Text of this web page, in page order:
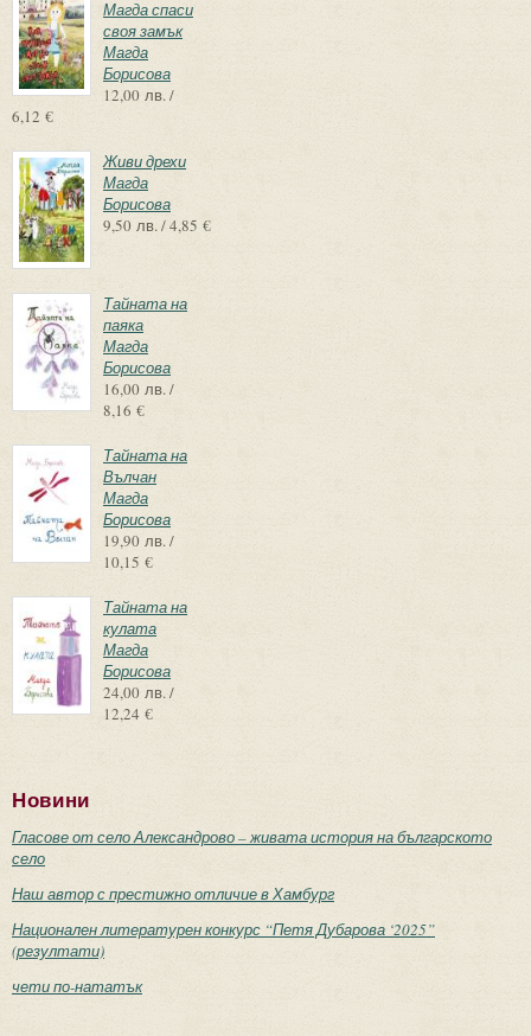
Магда спаси
своя замък
Магда
Борисова
12,00 лв. /
6,12 €
Живи дрехи
Магда
Борисова
9,50 лв. / 4,85 €
Тайната на
паяка
Магда
Борисова
16,00 лв. /
8,16 €
Тайната на
Вълчан
Магда
Борисова
19,90 лв. /
10,15 €
Тайната на
кулата
Магда
Борисова
24,00 лв. /
12,24 €
Новини
Гласове от село Александрово – живата история на българското
село
Наш автор с престижно отличие в Хамбург
Национален литературен конкурс “Петя Дубарова ‘2025”
(резултати)
чети по-нататък